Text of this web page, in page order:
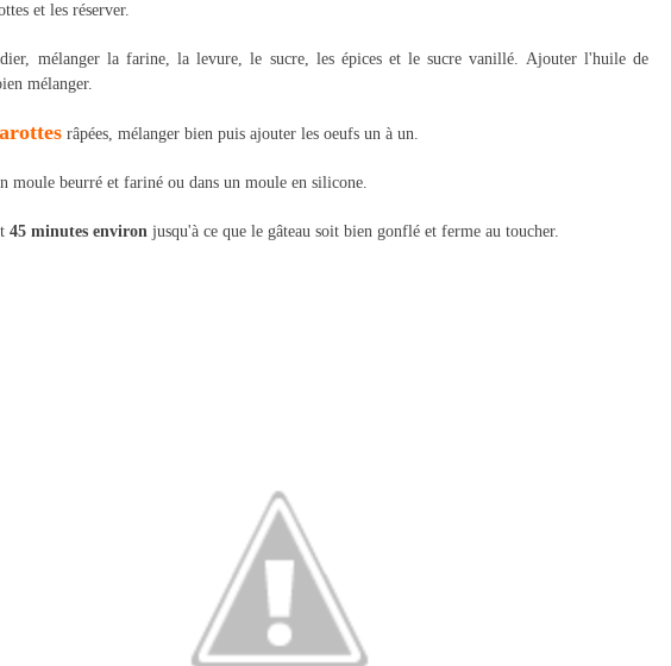
et les réserver.
mélanger la farine, la levure, le sucre, les épices et le sucre vanillé. Ajouter l'huile de
mélanger.
râpées, mélanger bien puis ajouter les oeufs un à un.
moule beurré et fariné ou dans un moule en silicone.
45 minutes environ jusqu'à ce que le gâteau soit bien gonflé et ferme au toucher.